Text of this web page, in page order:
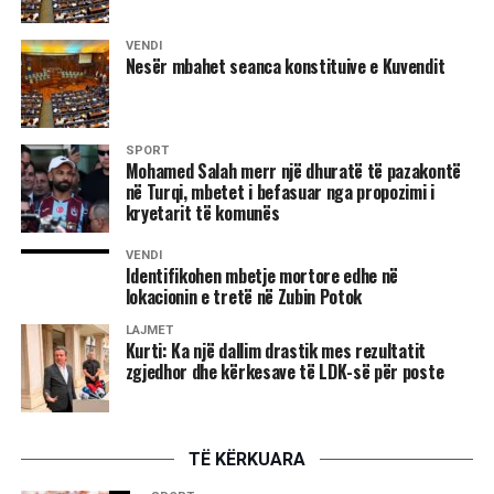
8 gusht 1995
Dhuna e përditshme në Kosovë
Hani i Elezit: –Më 4 gusht, në orët e pasditës, policia
serbe thirri për herë të tretë, Hakik Qajanin me pretekst të
armës.
Njoftohet se në polici gati për çdo ditë thirret edhe babai i
tij, Mejdiu.
Po këtë ditë, me të njëjtin pretekst, në pyetje u mor edhe
Ramadan Thaçi.
Në polici janë thirrë edhe Musli Humeli, Musli e Hazbi
VENDI
Nesër mbahet seanca konstituive e Kuvendit
SPORT
Mohamed Salah merr një dhuratë të pazakontë
në Turqi, mbetet i befasuar nga propozimi i
kryetarit të komunës
VENDI
Identifikohen mbetje mortore edhe në
lokacionin e tretë në Zubin Potok
LAJMET
Kurti: Ka një dallim drastik mes rezultatit
zgjedhor dhe kërkesave të LDK-së për poste
TË KËRKUARA